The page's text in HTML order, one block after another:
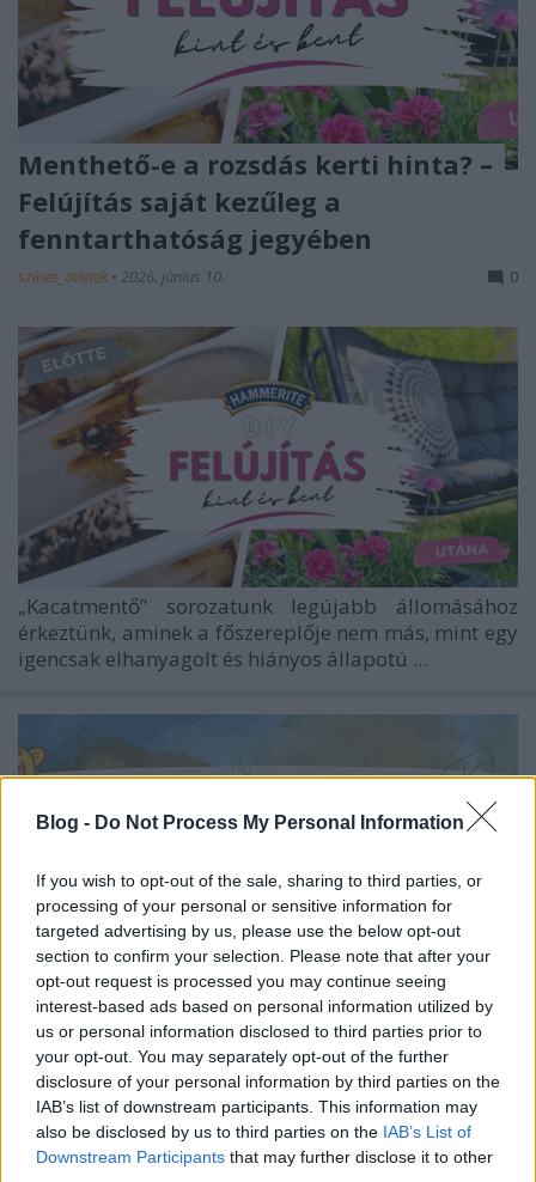
Blog - Do Not Process My Personal Information
If you wish to opt-out of the sale, sharing to third parties, or
processing of your personal or sensitive information for
targeted advertising by us, please use the below opt-out
section to confirm your selection. Please note that after your
opt-out request is processed you may continue seeing
interest-based ads based on personal information utilized by
us or personal information disclosed to third parties prior to
your opt-out. You may separately opt-out of the further
disclosure of your personal information by third parties on the
IAB’s list of downstream participants. This information may
also be disclosed by us to third parties on the IAB’s List of
Downstream Participants that may further disclose it to other
Menthető-e a rozsdás kerti hinta? –
Felújítás saját kezűleg a
fenntarthatóság jegyében
színes_ötletek • 2026. június 10. 0
„Kacatmentő” sorozatunk legújabb állomásához
érkeztünk, aminek a főszereplője nem más, mint egy
igencsak elhanyagolt és hiányos állapotú ...
Képek egy zöldebb világról –
Megvannak a Föld Napja
Rajzpályázat 2026 nyertesei